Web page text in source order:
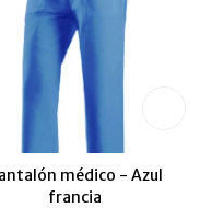
médico - Azul
francia